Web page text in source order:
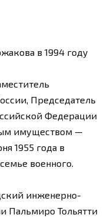
в 1994 году
Председатель
Федерации
имуществом —
1955 года в
военного.
инженерно-
Пальмиро Тольятти